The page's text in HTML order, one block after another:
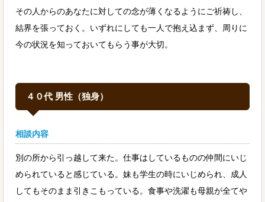
その人からのあなたに対しての念が薄くなるようにご祈祷し、
結界を張っておく。いずれにしても一人で抱え込まず、周りに
今の状況を知っておいてもらう事が大切。
４０代 男性（独身）
相談内容
別の所から引っ越して来た。仕事はしているものの仲間にいじ
められていると感じている。妹も学生の時にいじめられ、成人
してもそのまま引きこもっている。食事や洗濯も母親が全てや